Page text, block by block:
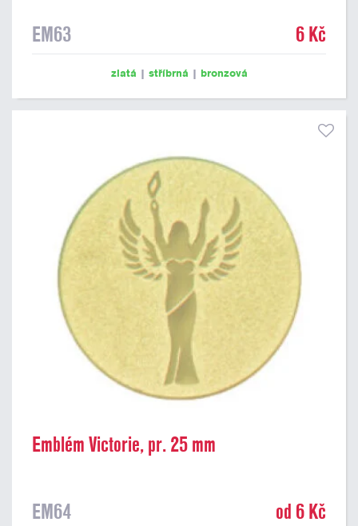
EM63 6 Kč
zlatá | stříbrná | bronzová
Emblém Victorie, pr. 25 mm
EM64 od 6 Kč